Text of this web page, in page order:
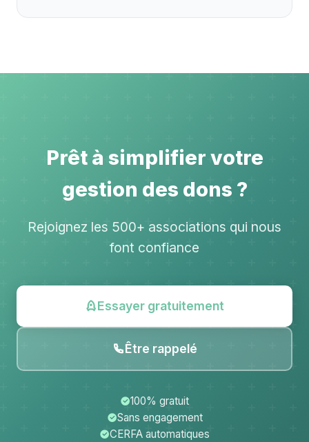
Prêt à simplifier votre
gestion des dons ?
Rejoignez les 500+ associations qui nous
font confiance
Essayer gratuitement
Être rappelé
100% gratuit
Sans engagement
CERFA automatiques